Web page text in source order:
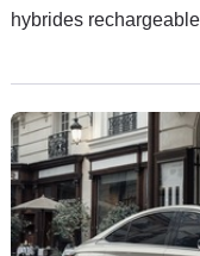
hybrides